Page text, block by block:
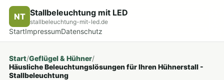
NT Stallbeleuchtung mit LED
stallbeleuchtung-mit-led.de
StartImpressumDatenschutz
Start/Geflügel & Hühner/
Häusliche Beleuchtungslösungen für Ihren Hühnerstall -
Stallbeleuchtung